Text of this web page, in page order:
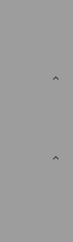

